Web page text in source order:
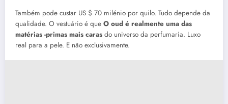
Também pode custar US $ 70 milénio por quilo. Tudo depende da
qualidade. O vestuário é que O oud é realmente uma das
matérias -primas mais caras do universo da perfumaria. Luxo
real para a pele. E não exclusivamente.